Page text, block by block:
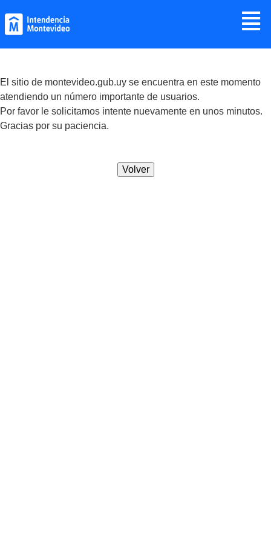
≣
El sitio de montevideo.gub.uy se encuentra en este momento
atendiendo un número importante de usuarios.
Por favor le solicitamos intente nuevamente en unos minutos.
Gracias por su paciencia.
Volver